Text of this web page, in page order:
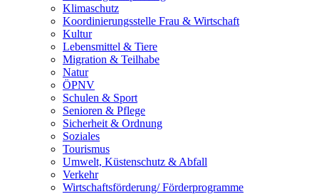
Klimaschutz
Koordinierungsstelle Frau & Wirtschaft
Kultur
Lebensmittel & Tiere
Migration & Teilhabe
Natur
ÖPNV
Schulen & Sport
Senioren & Pflege
Sicherheit & Ordnung
Soziales
Tourismus
Umwelt, Küstenschutz & Abfall
Verkehr
Wirtschaftsförderung/ Förderprogramme